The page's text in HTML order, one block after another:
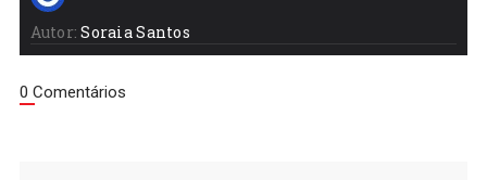
Autor: Soraia Santos
0 Comentários